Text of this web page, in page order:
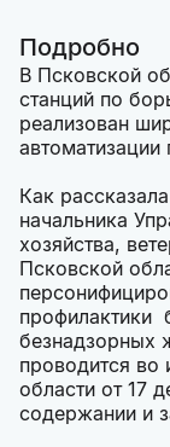
Подробно
В Псковской
станций по
реализован
автоматизации
Как
начальника
хозяйства,
Псковской
профилактики
безнадзорных
проводится во
области от 17
содержании и